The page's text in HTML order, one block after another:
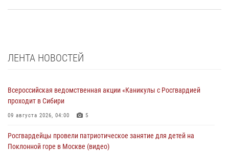
ЛЕНТА НОВОСТЕЙ
Всероссийская ведомственная акции «Каникулы с Росгвардией
проходит в Сибири
09 августа 2026, 04:00 5
Росгвардейцы провели патриотическое занятие для детей на
Поклонной горе в Москве (видео)